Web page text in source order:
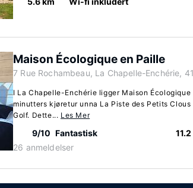
Maison Écologique en Paille
7 Rue Rochambeau, La Chapelle-Enchérie,
I La Chapelle-Enchérie ligger Maison
minutters kjøretur unna La Piste des Petits
Golf. Dette... Les Mer
9/10 Fantastisk
26 anmeldelser